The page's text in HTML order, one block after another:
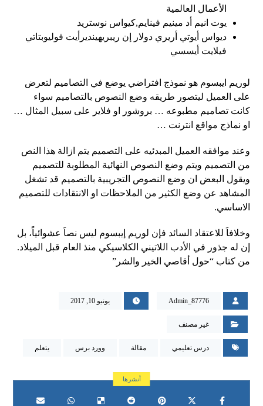
الأعمال العالمية
يوت انيم أد مينيم فينايم,كيواس نوستريد
ديواس أيوتي أريري دولار إن ريبريهينديرأيت فوليوبتاتي
فيلايت أيسسي
لوريم ايبسوم هو نموذج افتراضي يوضع في التصاميم لتعرض
على العميل ليتصور طريقه وضع النصوص بالتصاميم سواء
كانت تصاميم مطبوعه … بروشور او فلاير على سبيل المثال …
او نماذج مواقع انترنت …
وعند موافقه العميل المبدئيه على التصميم يتم ازالة هذا النص
من التصميم ويتم وضع النصوص النهائية المطلوبة للتصميم
ويقول البعض ان وضع النصوص التجريبية بالتصميم قد تشغل
المشاهد عن وضع الكثير من الملاحظات او الانتقادات للتصميم
الاساسي.
وخلافاَ للاعتقاد السائد فإن لوريم إيبسوم ليس نصاَ عشوائياً، بل
إن له جذور في الأدب اللاتيني الكلاسيكي منذ العام قبل الميلاد.
من كتاب “حول أقاصي الخير والشر”
Admin_87776 يونيو 10, 2017
غير مصنف
درس تعليمي مقالة وورد برس يتعلم